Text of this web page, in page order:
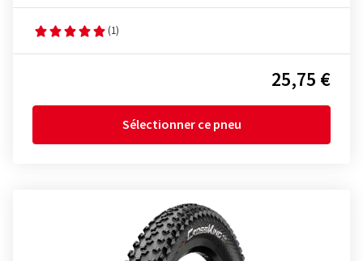
(1)
25,75 €
Sélectionner ce pneu